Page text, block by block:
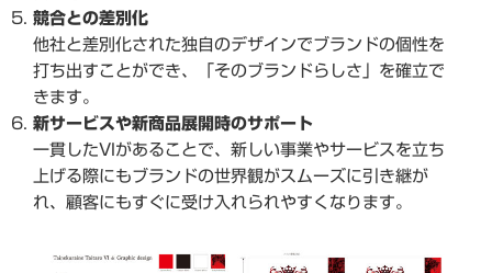
競合との差別化
他社と差別化された独自のデザインでブランドの個性を
打ち出すことができ、「そのブランドらしさ」を確立で
きます。
新サービスや新商品展開時のサポート
一貫したVIがあることで、新しい事業やサービスを立ち
上げる際にもブランドの世界観がスムーズに引き継が
れ、顧客にもすぐに受け入れられやすくなります。